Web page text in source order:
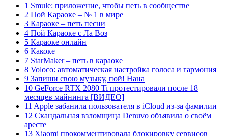
1 Smule: приложение, чтобы петь в сообществе
2 Пой Караоке – № 1 в мире
3 Караоке – петь песни
4 Пой Караоке с Ла Воз
5 Караоке онлайн
6 Какоке
7 StarMaker – петь в караоке
8 Voloco: автоматическая настройка голоса и гармония
9 Запиши свою музыку, пой! Нана
10 GeForce RTX 2080 Ti протестировали после 18
месяцев майнинга [ВИДЕО]
11 Apple забанила пользователя в iCloud из-за фамилии
12 Скандальная взломщица Denuvo объявила о своём
аресте
13 Xiaomi прокомментировала блокировку сервисов